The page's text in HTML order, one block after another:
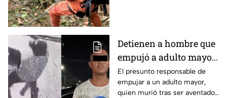
Detienen a hombre que
empujó a adulto mayor
hacia un tráiler en
Monterrey
El presunto responsable de
empujar a un adulto mayor,
quien murió tras ser aventado